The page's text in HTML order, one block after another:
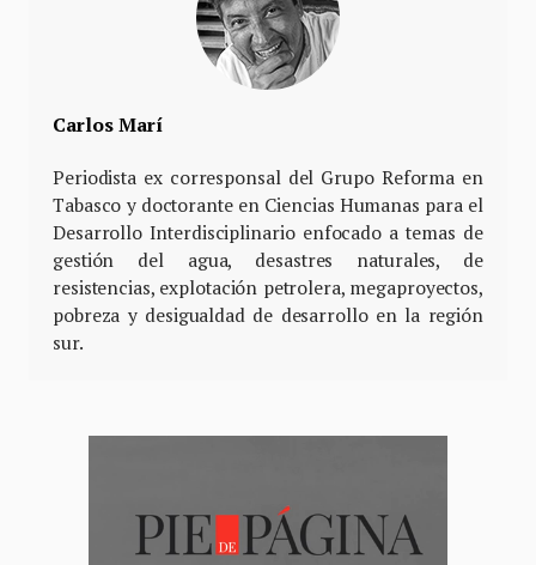
Carlos Marí
Periodista ex corresponsal del Grupo Reforma en
Tabasco y doctorante en Ciencias Humanas para el
Desarrollo Interdisciplinario enfocado a temas de
gestión del agua, desastres naturales, de
resistencias, explotación petrolera, megaproyectos,
pobreza y desigualdad de desarrollo en la región
sur.